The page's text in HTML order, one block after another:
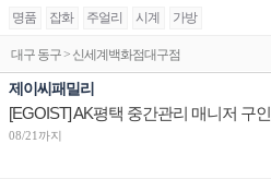
명품 잡화 주얼리 시계 가방
대구 동구 > 신세계백화점대구점
제이씨패밀리
[EGOIST] AK평택 중간관리 매니저 구인
08/21까지